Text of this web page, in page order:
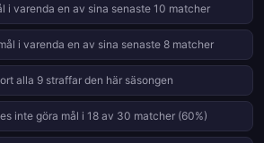
i varenda en av sina senaste 10 matcher
i varenda en av sina senaste 8 matcher
alla 9 straffar den här säsongen
inte göra mål i 18 av 30 matcher (60%)